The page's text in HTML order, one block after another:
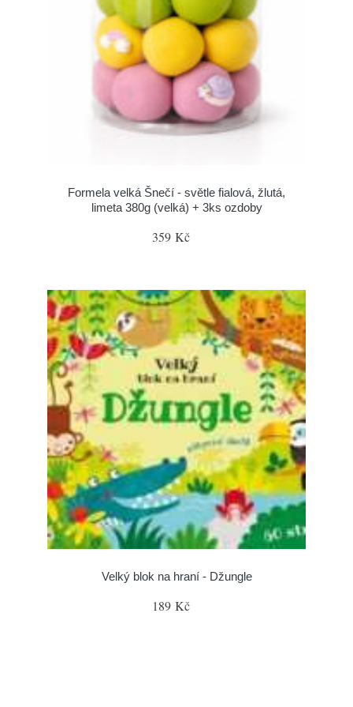
Formela velká Šnečí - světle fialová, žlutá,
limeta 380g (velká) + 3ks ozdoby
359 Kč
Velký blok na hraní - Džungle
189 Kč